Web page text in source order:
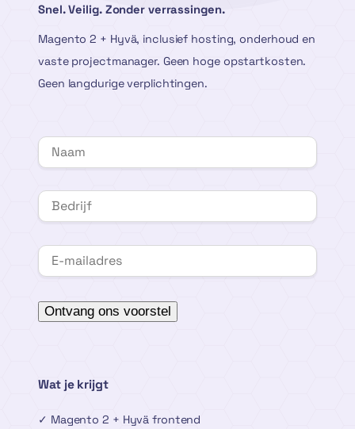
Snel. Veilig. Zonder verrassingen.
Magento 2 + Hyvä, inclusief hosting, onderhoud en
vaste projectmanager. Geen hoge opstartkosten.
Geen langdurige verplichtingen.
Wat je krijgt
✓ Magento 2 + Hyvä frontend